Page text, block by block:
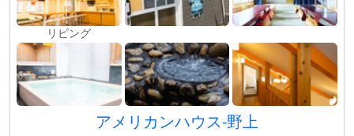
リビング
アメリカンハウス-野上